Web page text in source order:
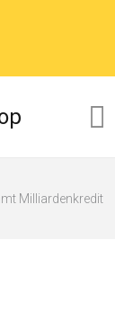
Milliardenkredit